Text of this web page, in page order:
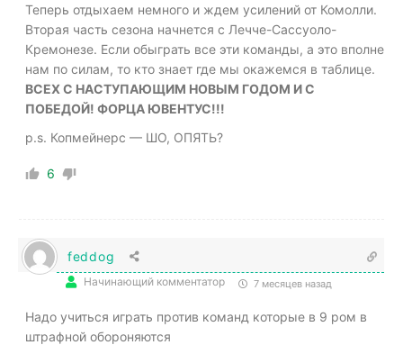
Теперь отдыхаем немного и ждем усилений от Комолли.
Вторая часть сезона начнется с Лечче-Сассуоло-
Кремонезе. Если обыграть все эти команды, а это вполне
нам по силам, то кто знает где мы окажемся в таблице.
ВСЕХ С НАСТУПАЮЩИМ НОВЫМ ГОДОМ И С
ПОБЕДОЙ! ФОРЦА ЮВЕНТУС!!!
p.s. Копмейнерс — ШО, ОПЯТЬ?
6
feddog
Начинающий комментатор 7 месяцев назад
Надо учиться играть против команд которые в 9 ром в
штрафной обороняются